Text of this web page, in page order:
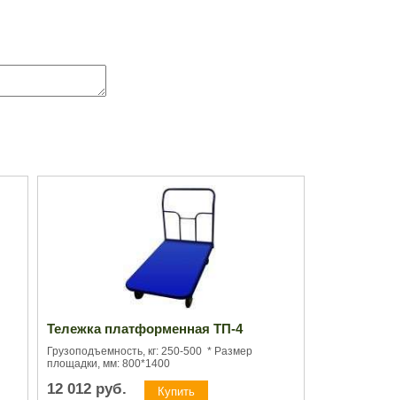
Тележка платформенная ТП-4
Грузоподъемность, кг: 250-500 * Размер
площадки, мм: 800*1400
12 012 руб.